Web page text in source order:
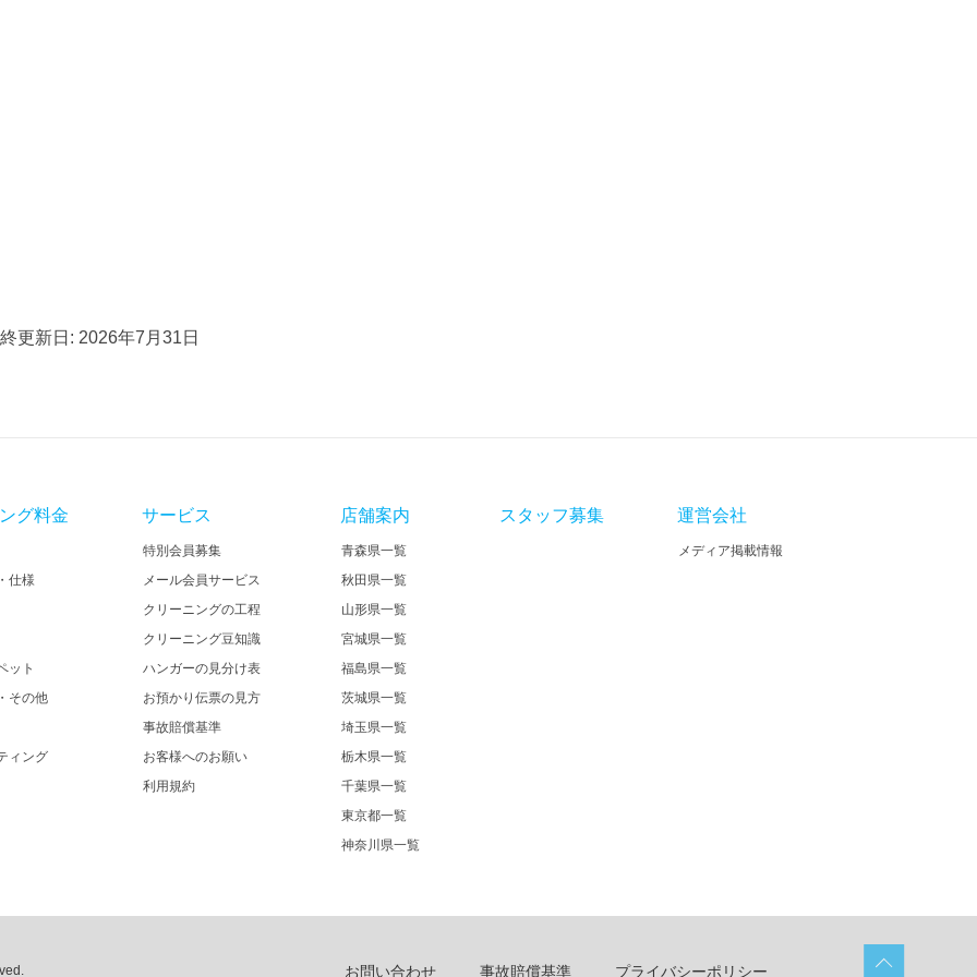
更新日: 2026年7月31日
グ料金
仕様
ット
その他
ィング
サービス
特別会員募集
メール会員サービス
クリーニングの工程
クリーニング豆知識
ハンガーの見分け表
お預かり伝票の見方
事故賠償基準
お客様へのお願い
利用規約
店舗案内
青森県一覧
秋田県一覧
山形県一覧
宮城県一覧
福島県一覧
茨城県一覧
埼玉県一覧
栃木県一覧
千葉県一覧
東京都一覧
神奈川県一覧
スタッフ募集 運営会社
メディア掲載情報
お問い合わせ 事故賠償基準 プライバシーポリシー